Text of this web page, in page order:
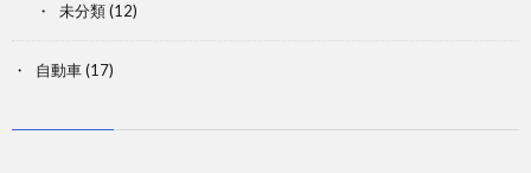
未分類(12)
自動車(17)